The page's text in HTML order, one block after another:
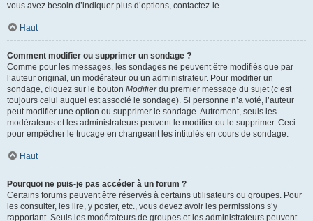
vous avez besoin d’indiquer plus d’options, contactez-le.
Haut
Comment modifier ou supprimer un sondage ?
Comme pour les messages, les sondages ne peuvent être modifiés que par
l’auteur original, un modérateur ou un administrateur. Pour modifier un
sondage, cliquez sur le bouton Modifierdu premier message du sujet (c’est
toujours celui auquel est associé le sondage). Si personne n’a voté, l’auteur
peut modifier une option ou supprimer le sondage. Autrement, seuls les
modérateurs et les administrateurs peuvent le modifier ou le supprimer. Ceci
pour empêcher le trucage en changeant les intitulés en cours de sondage.
Haut
Pourquoi ne puis-je pas accéder à un forum ?
Certains forums peuvent être réservés à certains utilisateurs ou groupes. Pour
les consulter, les lire, y poster, etc., vous devez avoir les permissions s’y
rapportant. Seuls les modérateurs de groupes et les administrateurs peuvent